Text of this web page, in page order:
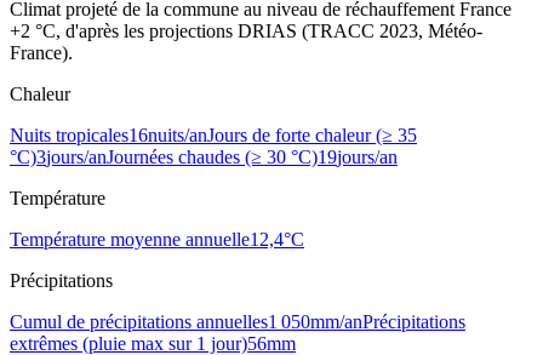
Climat projeté de la commune au niveau de réchauffement France
+2 °C, d'après les projections DRIAS (TRACC 2023, Météo-
France).
Chaleur
Nuits tropicales16nuits/anJours de forte chaleur (≥ 35
°C)3jours/anJournées chaudes (≥ 30 °C)19jours/an
Température
Température moyenne annuelle12,4°C
Précipitations
Cumul de précipitations annuelles1 050mm/anPrécipitations
extrêmes (pluie max sur 1 jour)56mm